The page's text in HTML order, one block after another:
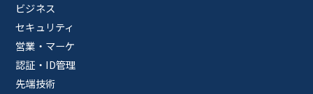
ビジネス
セキュリティ
営業・マーケ
認証・ID管理
先端技術